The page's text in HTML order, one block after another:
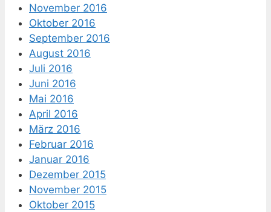
November 2016
Oktober 2016
September 2016
August 2016
Juli 2016
Juni 2016
Mai 2016
April 2016
März 2016
Februar 2016
Januar 2016
Dezember 2015
November 2015
Oktober 2015